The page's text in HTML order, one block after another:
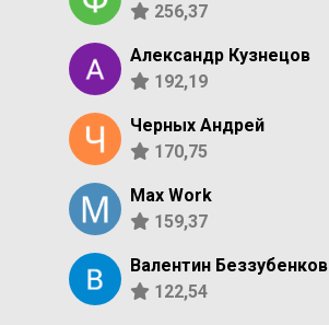
256,37
Александр Кузнецов
192,19
Черных Андрей
170,75
Max Work
159,37
Валентин Беззубенков
122,54